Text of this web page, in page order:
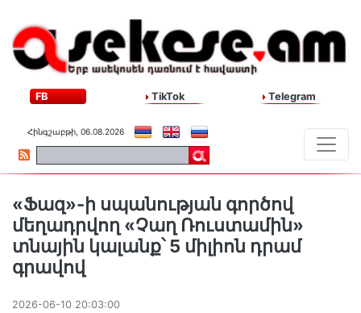
FB TikTok Telegram
Հինգշաբթի, 06.08.2026
«Ֆազ»-ի սպանության գործով
մեղադրվող «Չաղ Ռուստամին»
տնային կալանք՝ 5 միլիոն դրամ
գրավով
2026-06-10 20:03:00